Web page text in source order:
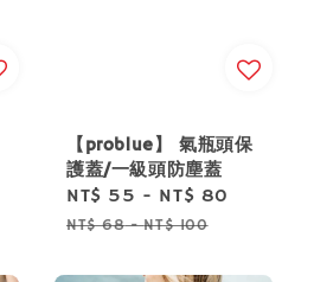
【problue】 氣瓶頭保
護蓋/一級頭防塵蓋
Sale
price
NT$ 55 - NT$ 80
NT$ 68-NT$ 100